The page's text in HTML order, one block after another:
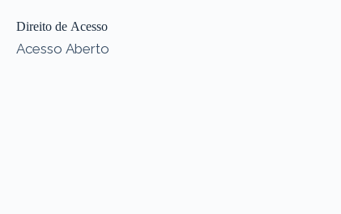
Direito de Acesso
Acesso Aberto